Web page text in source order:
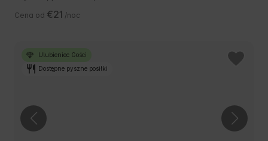
Cena od €21 /noc
Ulubieniec Gości
Dostępne pyszne posiłki